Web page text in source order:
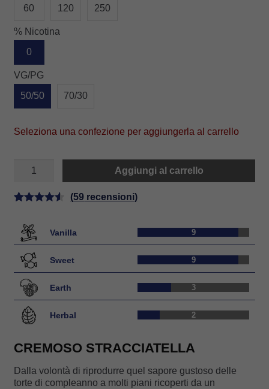
60
120 250
% Nicotina
0
VG/PG
50/50
70/30
Seleziona una confezione per aggiungerla al carrello
quantità
Aggiungi al carrello
4.56su 5
su base di
recensioni
(59 recensioni)
Vanilla 9
Sweet 9
Earth 3
Herbal 2
CREMOSO STRACCIATELLA
Dalla volontà di riprodurre quel sapore gustoso delle
torte di compleanno a molti piani ricoperti da un